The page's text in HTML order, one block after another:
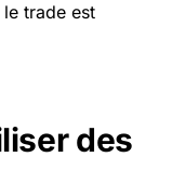
trade est
des